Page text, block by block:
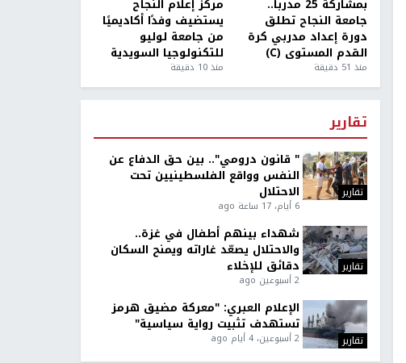
بمشاركة 25 مدرباً..
جامعة النجاح تطلق
دورة إعداد مدربي كرة
القدم المستوى (C)
منذ 51 دقيقة
مركز إعلام النجاح
يستضيف وفدًا أكاديميًا
من جامعة لوليو
للتكنولوجيا السويدية
منذ 10 دقيقة
تقارير
تقارير
" قانون درومي".. بين حق الدفاع عن
النفس وواقع الفلسطينيين تحت
الاحتلال
6 أيام، 17 ساعة ago
تقارير
شهداء بينهم أطفال في غزة..
والاحتلال يصعّد غاراته ويمنح السكان
دقائق للإخلاء
2 أسبوعين ago
تقارير
الإعلام العبري: "معركة مضيق هرمز
تستهدف تثبيت رواية سياسية"
2 أسبوعين، 4 أيام ago